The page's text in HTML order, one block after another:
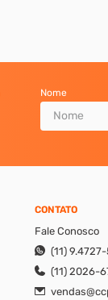
Nome
CONTATO
Fale Conosco
(11)
(11) 2026-